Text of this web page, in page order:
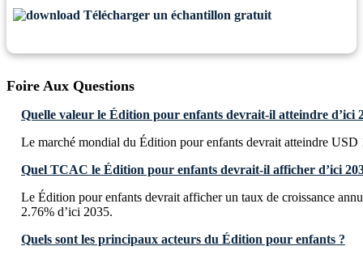
Télécharger un échantillon gratuit
Foire Aux Questions
Quelle valeur le Édition pour enfants devrait-il atteindre d’ici
Le marché mondial du Édition pour enfants devrait atteindre
Quel TCAC le Édition pour enfants devrait-il afficher d’ici
Le Édition pour enfants devrait afficher un taux de croissance
2.76% d’ici 2035.
Quels sont les principaux acteurs du Édition pour enfants ?